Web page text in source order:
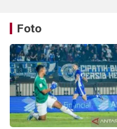
Foto